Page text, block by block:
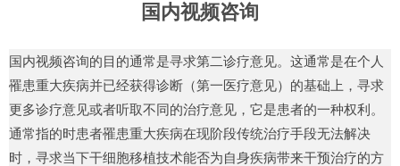
国内视频咨询
国内视频咨询的目的通常是寻求第二诊疗意见。这通常是在个人
罹患重大疾病并已经获得诊断（第一医疗意见）的基础上，寻求
更多诊疗意见或者听取不同的治疗意见，它是患者的一种权利。
通常指的时患者罹患重大疾病在现阶段传统治疗手段无法解决
时，寻求当下干细胞移植技术能否为自身疾病带来干预治疗的方